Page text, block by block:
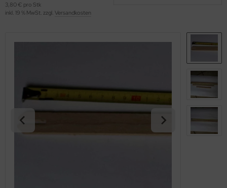
3,80 € pro Stk
inkl. 19 % MwSt. zzgl. Versandkosten